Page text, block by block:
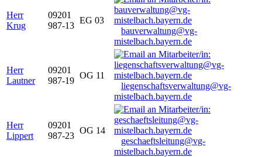
Herr
Krug
09201
987-13
EG 03
bauverwaltung@vg-
mistelbach.bayern.de
Herr
Lautner
09201
987-19
OG 11
liegenschaftsverwaltung@vg-
mistelbach.bayern.de
Herr
Lippert
09201
987-23
OG 14
geschaeftsleitung@vg-
mistelbach.bayern.de